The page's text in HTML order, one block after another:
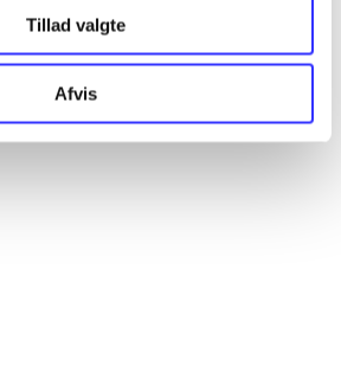
Tillad valgte
Afvis